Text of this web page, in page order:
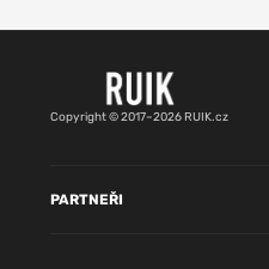
Copyright © 2017–2026 RUIK.cz
PARTNEŘI